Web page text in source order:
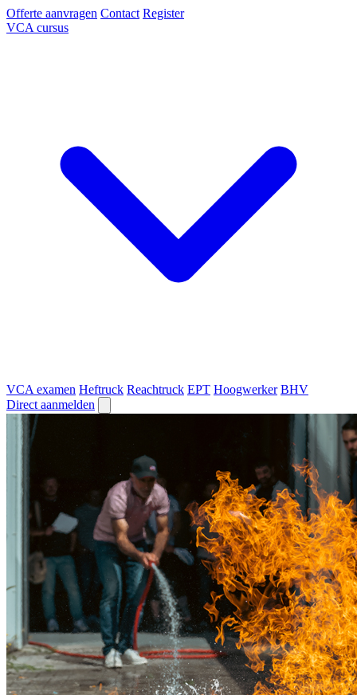
Offerte aanvragen Contact Register
VCA cursus
VCA examen Heftruck Reachtruck EPT Hoogwerker BHV
Direct aanmelden